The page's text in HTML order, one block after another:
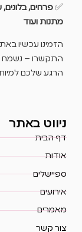
✅פרחים, בלונים,
מתנות ועוד
הזמינו עכשיו
התקשרו – נשמח
הרגע שלכם
ניווט באתר
דף הבית
אודות
ספיישלים
אירועים
מאמרים
צור קשר